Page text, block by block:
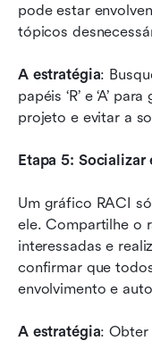
pode estar
tópicos
A estratégia:
papéis ‘R’ e ‘A’
projeto e evitar a
Etapa 5:
Um gráfico RACI
ele. Compartilhe o
interessadas e
confirmar que
envolvimento e
A estratégia: Obter